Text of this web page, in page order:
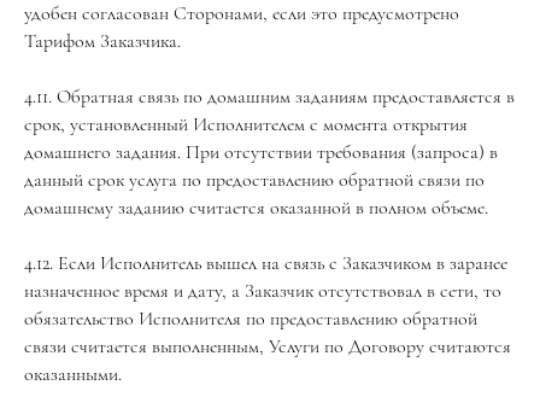
удобен согласован Сторонами, если это предусмотрено
Тарифом Заказчика.
4.11. Обратная связь по домашним заданиям предоставляется в
срок, установленный Исполнителем с момента открытия
домашнего задания. При отсутствии требования (запроса) в
данный срок услуга по предоставлению обратной связи по
домашнему заданию считается оказанной в полном объеме.
4.12. Если Исполнитель вышел на связь с Заказчиком в заранее
назначенное время и дату, а Заказчик отсутствовал в сети, то
обязательство Исполнителя по предоставлению обратной
связи считается выполненным, Услуги по Договору считаются
оказанными.